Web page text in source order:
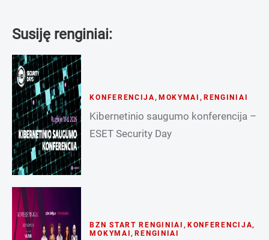
Susiję renginiai:
KONFERENCIJA, MOKYMAI , RENGINIAI
Kibernetinio saugumo konferencija –
ESET Security Day
BZN START RENGINIAI , KONFERENCIJA,
MOKYMAI, RENGINIAI